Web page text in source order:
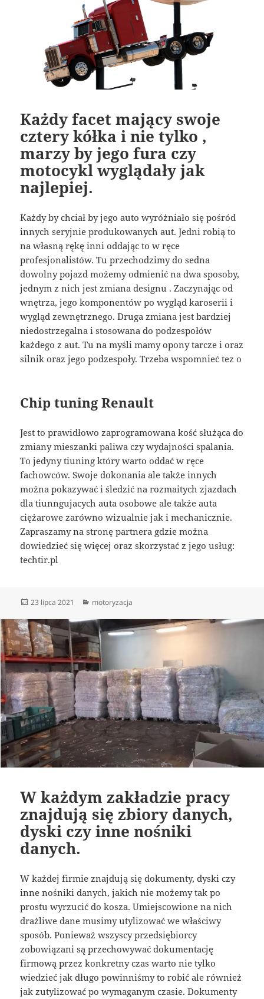
Każdy facet mający swoje
cztery kółka i nie tylko ,
marzy by jego fura czy
motocykl wyglądały jak
najlepiej.
Każdy by chciał by jego auto wyróżniało się pośród
innych seryjnie produkowanych aut. Jedni robią to
na własną rękę inni oddając to w ręce
profesjonalistów. Tu przechodzimy do sedna
dowolny pojazd możemy odmienić na dwa sposoby,
jednym z nich jest zmiana designu . Zaczynając od
wnętrza, jego komponentów po wygląd karoserii i
wygląd zewnętrznego. Druga zmiana jest bardziej
niedostrzegalna i stosowana do podzespołów
każdego z aut. Tu na myśli mamy opony tarcze i oraz
silnik oraz jego podzespoły. Trzeba wspomnieć tez o
Chip tuning Renault
Jest to prawidłowo zaprogramowana kość służąca do
zmiany mieszanki paliwa czy wydajności spalania.
To jedyny tiuning który warto oddać w ręce
fachowców. Swoje dokonania ale także innych
można pokazywać i śledzić na rozmaitych zjazdach
dla tiunngujacych auta osobowe ale także auta
ciężarowe zarówno wizualnie jak i mechanicznie.
Zapraszamy na stronę partnera gdzie można
dowiedzieć się więcej oraz skorzystać z jego usług:
techtir.pl
Data
23 lipca 2021 Kategorie
motoryzacja
W każdym zakładzie pracy
znajdują się zbiory danych,
dyski czy inne nośniki
danych.
W każdej firmie znajdują się dokumenty, dyski czy
inne nośniki danych, jakich nie możemy tak po
prostu wyrzucić do kosza. Umiejscowione na nich
drażliwe dane musimy utylizować we właściwy
sposób. Ponieważ wszyscy przedsiębiorcy
zobowiązani są przechowywać dokumentację
firmową przez konkretny czas warto nie tylko
wiedzieć jak długo powinniśmy to robić ale również
jak zutylizować po wymaganym czasie. Dokumenty